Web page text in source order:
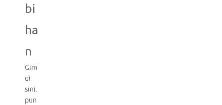
bi
ha
n
Gim
di
sini.
pun